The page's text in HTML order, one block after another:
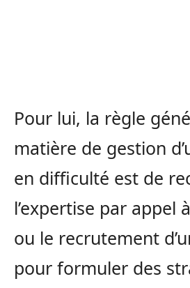
Pour lui, la règle
matière de gestion
en difficulté est de
l’expertise par appel
ou le recrutement
pour formuler des